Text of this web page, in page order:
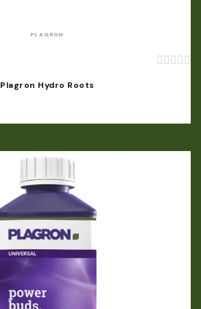
PLAGRON
    
Plagron Hydro Roots